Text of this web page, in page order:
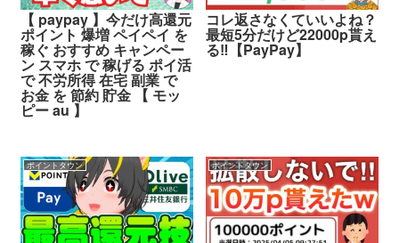
【 paypay 】今だけ高還元
ポイント 爆増 ペイペイ を
稼ぐ おすすめ キャンペー
ン スマホ で 稼げる ポイ活
で 不労所得 在宅 副業 で
お金 を 節約 貯金 【 モッ
ピー au 】
コレ返さなくていいよね？
最短5分だけど22000p貰え
る‼︎【PayPay】
ポイントタウン ポイントタウン